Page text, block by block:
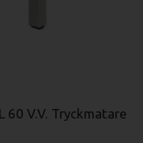
60 V.V. Tryckmatare